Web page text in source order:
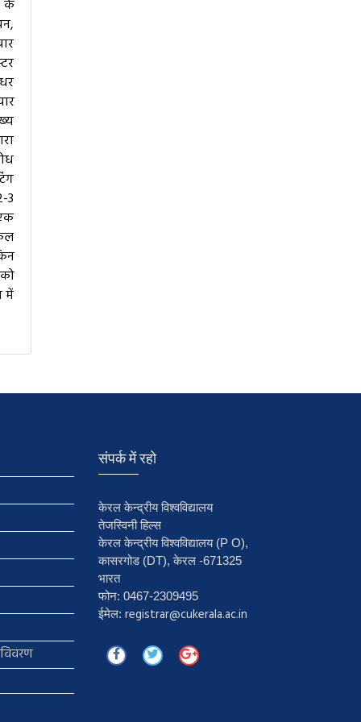
के
3
में
संपर्क में रहो
केरल केन्द्रीय विश्वविद्यालय
तेजस्विनी हिल्स
केरल केन्द्रीय विश्वविद्यालय (P O),
कासरगोड (DT), केरल -671325
भारत
फोन: 0467-2309495
ईमेल: registrar@cukerala.ac.in